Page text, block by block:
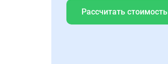
Рассчитать стоимость